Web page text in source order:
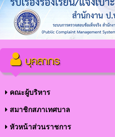
บุคลากร
คณะผู้บริหาร
สมาชิกสภาเทศบาล
หัวหน้าส่วนราชการ